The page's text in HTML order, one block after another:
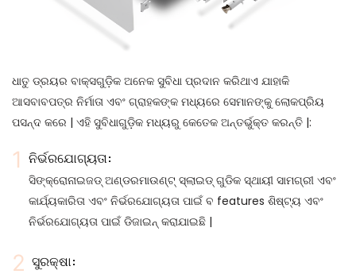
ଧାତୁ ଡ୍ରୟର ବାକ୍ସଗୁଡ଼ିକ ଅନେକ ସୁବିଧା ପ୍ରଦାନ କରିଥାଏ ଯାହାକି
ଆସବାବପତ୍ର ନିର୍ମାତା ଏବଂ ଗ୍ରାହକଙ୍କ ମଧ୍ୟରେ ସେମାନଙ୍କୁ ଲୋକପ୍ରିୟ
ପସନ୍ଦ କରେ | ଏହି ସୁବିଧାଗୁଡ଼ିକ ମଧ୍ୟରୁ କେତେକ ଅନ୍ତର୍ଭୁକ୍ତ କରନ୍ତି |:
ନିର୍ଭରଯୋଗ୍ୟତା:
ସିଙ୍କ୍ରୋନାଇଜଡ୍ ଅଣ୍ଡରମାଉଣ୍ଟ୍ ସ୍ଲାଇଡ୍ ଗୁଡିକ ସ୍ଥାୟୀ ସାମଗ୍ରୀ ଏବଂ
କାର୍ଯ୍ୟକାରିତା ଏବଂ ନିର୍ଭରଯୋଗ୍ୟତା ପାଇଁ ବ features ଶିଷ୍ଟ୍ୟ ଏବଂ
ନିର୍ଭରଯୋଗ୍ୟତା ପାଇଁ ଡିଜାଇନ୍ କରାଯାଇଛି |
ସୁରକ୍ଷା: